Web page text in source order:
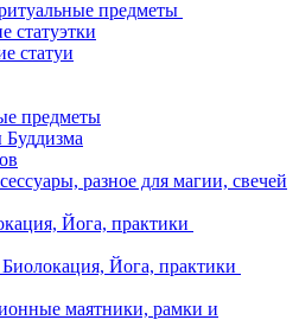
предметы
статуэтки
статуи
предметы
разное для магии, свечей
Йога, практики
Йога, практики
маятники, рамки и